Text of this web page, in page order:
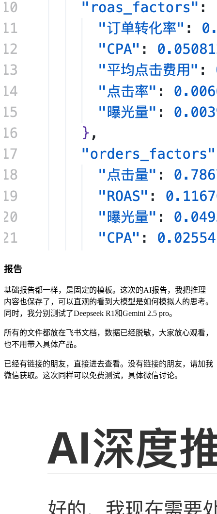
报告
基础报告都一样，是固定的模板。这次的AI报告，我把推理
内容也保存了，可以直观的看到大模型是如何模拟人的思考。
同时，我分别测试了Deepseek R1和Gemini 2.5 pro。
所有的文件都放在飞书文档，数据已经脱敏，大家放心观看，
也不用带入具体产品。
已经有链接的朋友，直接进去查看。没有链接的朋友，请加我
微信获取。这次同样可以免费测试，具体微信讨论。